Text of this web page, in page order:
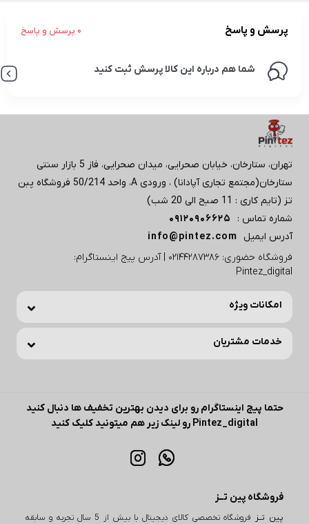
پرسش و پاسخ 0 پرسش و پاسخ
شما هم درباره این کالا پرسش ثبت کنید
تهران، ستارخان، خیابان صحرایی، میدان صحرایی، فاز 5 بازار سنتی
ستارخان(مجتمع تجاری آپادانا) ، ورودی A، واحد 50/214 فروشگاه پبن
تز (تایم کاری : 11 صبح الی 20 شب)
شماره تماس :
09120906625
آدرس ایمیل
info@pintez.com
فروشگاه حضوری: 02144287386 | آدرس پیج اینستاگرام:
Pintez_digital
امکانات ویژه
خدمات مشتریان
حتما پیج اینستاگرام رو برای دیدن بهترین تخفیف ها دنبال کنید
Pintez_digital رو لینک زیر هم میتونید کلیک کنید
فروشگاه پین تــز
پین تــز فروشگاه تخصصی کالای دیجیتال با بیش از 5 سال تجربه و سابقه